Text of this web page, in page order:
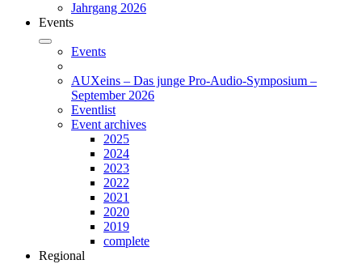
Jahrgang 2026
Events
Events
AUXeins – Das junge Pro-Audio-Symposium –
September 2026
Eventlist
Event archives
2025
2024
2023
2022
2021
2020
2019
complete
Regional